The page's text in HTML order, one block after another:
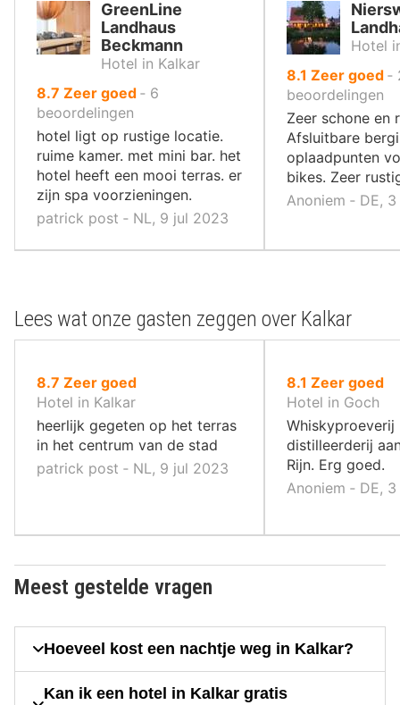
GreenLine
Landhaus
Beckmann
Hotel in Kalkar
8.7 uit
10
,
Zeer goed ‐ 6
beoordelingen
hotel ligt op rustige locatie.
ruime kamer. met mini bar. het
hotel heeft een mooi terras. er
zijn spa voorzieningen.
patrick post ‐ NL, 9 jul 2023
Hotel
8.1 uit
10
,
Zeer goed ‐
beoordelingen
Zeer schone en
Afsluitbare
oplaadpunten
bikes. Zeer
Anoniem ‐ DE,
Lees wat onze gasten zeggen over Kalkar
8.7 uit
10
,
Zeer goed
Hotel in Kalkar
heerlijk gegeten op het terras
in het centrum van de stad
patrick post ‐ NL, 9 jul 2023
8.1 uit
10
,
Zeer goed
Hotel in Goch
Whiskyproeverij
distilleerderij
Rijn. Erg goed.
Anoniem ‐ DE,
Meest gestelde vragen
Hoeveel kost een nachtje weg in Kalkar?
Kan ik een hotel in Kalkar gratis